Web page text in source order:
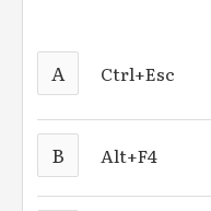
A Ctrl+Esc
B Alt+F4